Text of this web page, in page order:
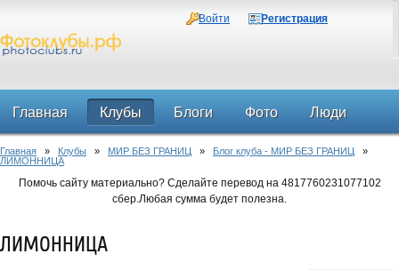
Войти Регистрация
Главная Клубы Блоги Фото Люди
Форум
Главная » Клубы » МИР БЕЗ ГРАНИЦ » Блог клуба - МИР БЕЗ ГРАНИЦ »
ЛИМОННИЦА
Помочь сайту материально? Сделайте перевод на 4817760231077102
сбер.Любая сумма будет полезна.
ЛИМОННИЦА